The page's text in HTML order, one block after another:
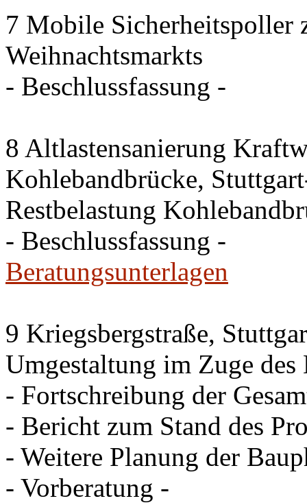
7 Mobile Sicherheitspoller
Weihnachtsmarkts
- Beschlussfassung -
8 Altlastensanierung
Kohlebandbrücke,
Restbelastung
- Beschlussfassung -
Beratungsunterlagen
9 Kriegsbergstraße,
Umgestaltung im Zuge
- Fortschreibung der
- Bericht zum Stand des
- Weitere Planung der
- Vorberatung -